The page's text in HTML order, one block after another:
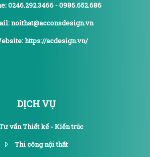
0246.292.3466 - 0986.652.686
noithat@acconsdesign.vn
https://acdesign.vn/
DỊCH VỤ
vấn Thiết kế - Kiến trúc
Thi công nội thất